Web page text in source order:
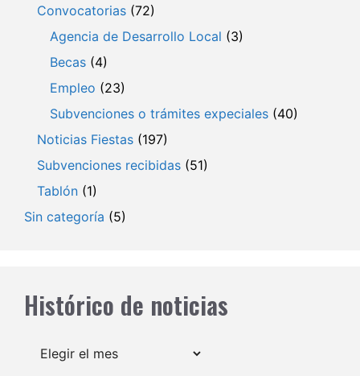
Convocatorias (72)
Agencia de Desarrollo Local (3)
Becas (4)
Empleo (23)
Subvenciones o trámites expeciales (40)
Noticias Fiestas (197)
Subvenciones recibidas (51)
Tablón (1)
Sin categoría (5)
Histórico de noticias
Archivos